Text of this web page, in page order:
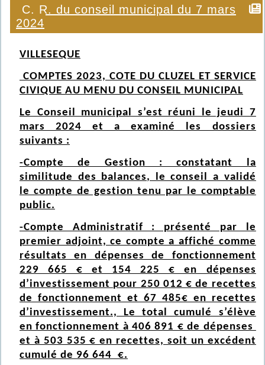
C. R. du conseil municipal du 7 mars
2024
VILLESEQUE
COMPTES 2023, COTE DU CLUZEL ET SERVICE
CIVIQUE AU MENU DU CONSEIL MUNICIPAL
Le Conseil municipal s’est réuni le jeudi 7
mars 2024 et a examiné les dossiers
suivants :
-Compte de Gestion : constatant la
similitude des balances, le conseil a validé
le compte de gestion tenu par le comptable
public.
-Compte Administratif : présenté par le
premier adjoint, ce compte a affiché comme
résultats en dépenses de fonctionnement
229 665 € et 154 225 € en dépenses
d’investissement pour 250 012 € de recettes
de fonctionnement et 67 485€ en recettes
d’investissement., Le total cumulé s’élève
en fonctionnement à 406 891 € de dépenses
et à 503 535 € en recettes, soit un excédent
cumulé de 96 644 €.